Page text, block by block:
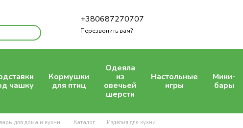
+380687270707
Перезвонить вам?
чашку
Кормушки
для птиц
Одеяла
из
овечьей
шерсти
Настольные
игры
Мини-
бары
для дома и кухни! Каталог Изделия для кухни